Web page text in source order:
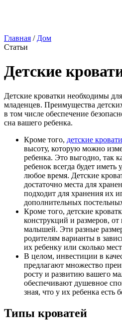
Главная / Дом
Статьи
Детские
Детские кроватки необходимы
младенцев. Преимущества
в том числе обеспечение
сна вашего ребенка.
Кроме того, детские кровати
высоту, которую можно
ребенка. Это выгодно, так
ребенок всегда будет
любое время. Детские
достаточно места для
подходит для хранения их
дополнительных
Кроме того, детские
конструкций и размеров, от
малышей. Эти разные
родителям варианты в
их ребенку или сколько
В целом, инвестиции в
предлагают множество
росту и развитию вашего
обеспечивают душевное
зная, что у их ребенка есть
Типы кроватей